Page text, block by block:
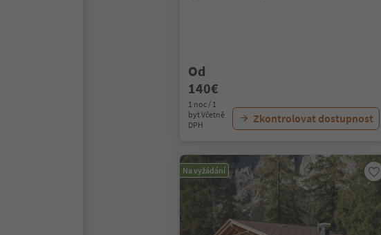
Od
140€
1 noc / 1
byt Včetně
DPH
Zkontrolovat dostupnost
Na vyžádání